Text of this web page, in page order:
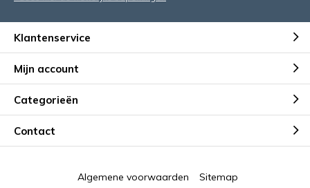
Klantenservice
Mijn account
Categorieën
Contact
Algemene voorwaarden Sitemap